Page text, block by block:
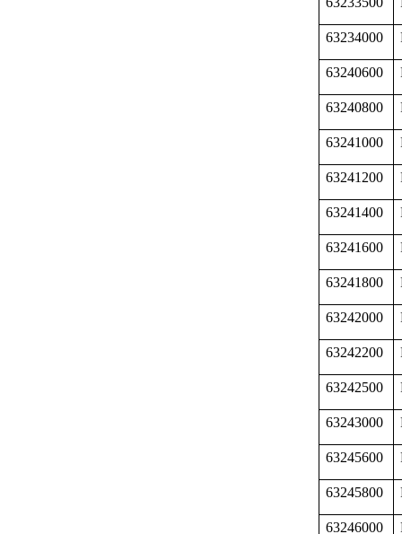
63234000
63240600
63240800
63241000
63241200
63241400
63241600
63241800
63242000
63242200
63242500
63243000
63245600
63245800
63246000